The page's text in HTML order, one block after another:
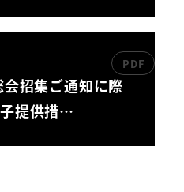
招集ご通知に際
提供措…